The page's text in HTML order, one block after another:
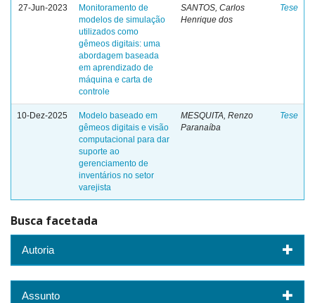
27-Jun-2023
Monitoramento de
modelos de simulação
utilizados como
gêmeos digitais: uma
abordagem baseada
em aprendizado de
máquina e carta de
controle
SANTOS, Carlos
Henrique dos
Tese
10-Dez-2025
Modelo baseado em
gêmeos digitais e visão
computacional para dar
suporte ao
gerenciamento de
inventários no setor
varejista
MESQUITA, Renzo
Paranaíba
Tese
Busca facetada
Autoria
Assunto